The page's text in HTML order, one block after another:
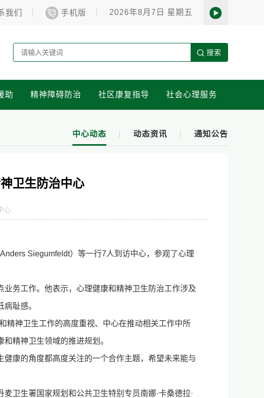
我们 手机版 2026年8月7日 星期五
搜索
助 精神障碍防治 社区康复指导 社会心理服务
中心动态 动态资讯 通知公告
卫生防治中心
中心
Siegumfeldt）等一行7人到访中心，参观了心理
务工作。他表示，心理健康和精神卫生防治工作涉及
耻感。
精神卫生工作的高度重视、中心在推动相关工作中所
精神卫生领域的推进规划。
康的角度都高度关注的一个合作主题，希望未来能与
卫生署国家规划和公共卫生特别专员南娜·卡桑德拉·